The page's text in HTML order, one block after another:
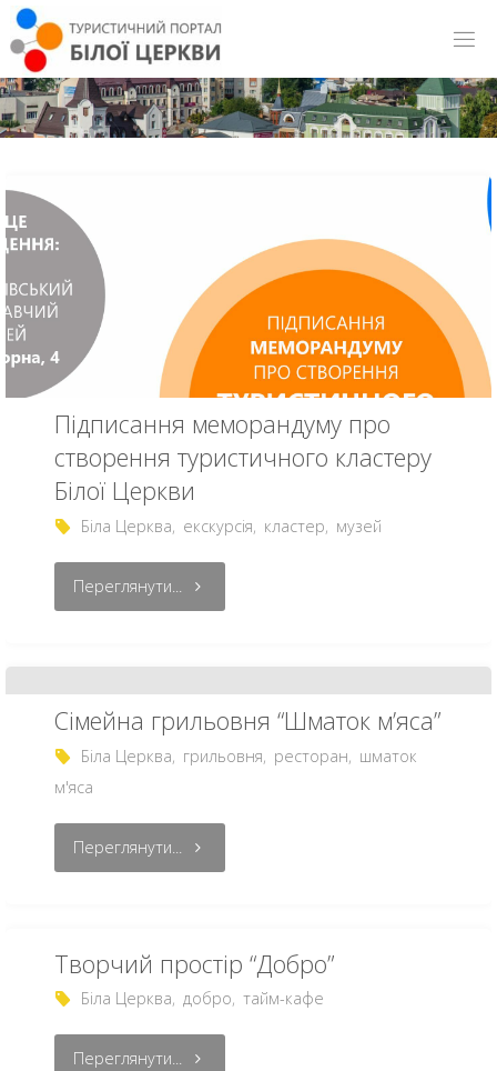
Підписання меморандуму про
створення туристичного кластеру
Білої Церкви
Біла Церква, екскурсія, кластер, музей
Переглянути...
Сімейна грильовня “Шматок м’яса”
Біла Церква, грильовня, ресторан, шматок
м'яса
Переглянути...
Творчий простір “Добро”
Біла Церква, добро, тайм-кафе
Переглянути...